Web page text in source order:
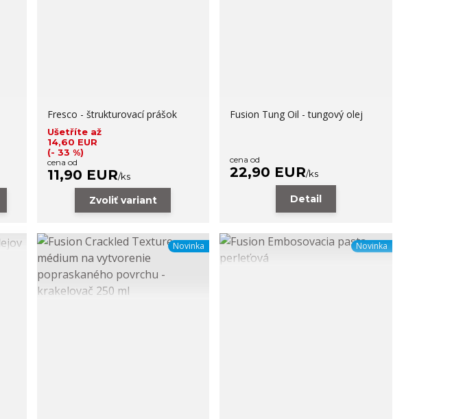
Fresco - štrukturovací prášok
Ušetříte až
14,60 EUR
(- 33 %)
cena od
11,90 EUR/ks
Zvoliť variant
Fusion Tung Oil - tungový olej
cena od
22,90 EUR/ks
Detail
Novinka Novinka